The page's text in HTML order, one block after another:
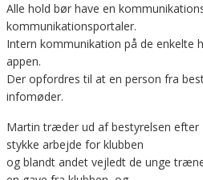
Alle hold bør have en
kommunikationsportaler.
Intern kommunikation på de enkelte
appen.
Der opfordres til at en person fra
infomøder.
Martin træder ud af bestyrelsen
stykke arbejde for klubben
og blandt andet vejledt de unge